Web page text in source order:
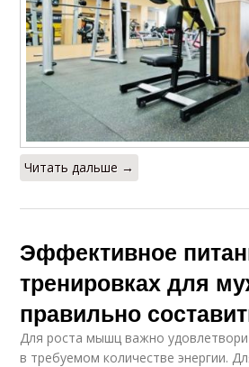
Читать дальше →
Эффективное
тренировках для
правильно
Для роста мышц важно
в требуемом количестве энергии.